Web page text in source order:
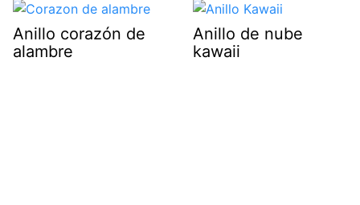
Anillo corazón de
alambre
Anillo de nube
kawaii